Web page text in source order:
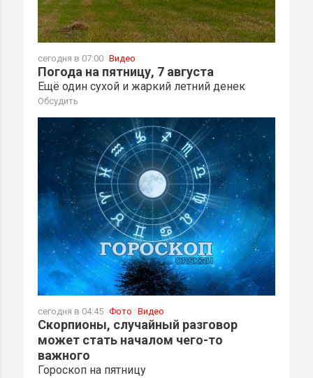
сегодня в 07:00 Видео
Погода на пятницу, 7 августа
Ещё один сухой и жаркий летний денек
Обсудить
сегодня в 04:45 Фото Видео
Скорпионы, случайный разговор
может стать началом чего-то
важного
Гороскоп на пятницу